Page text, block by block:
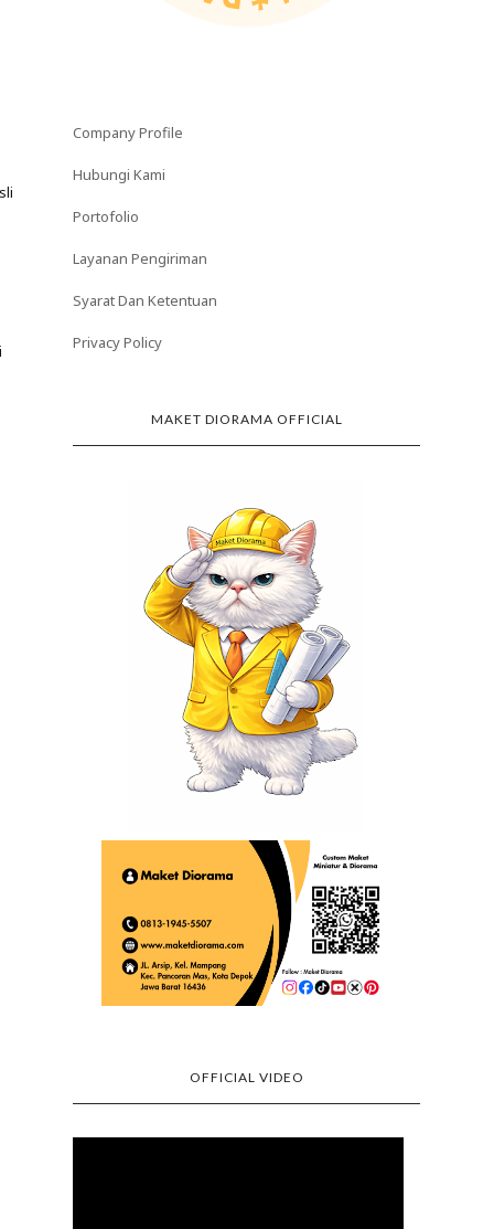
Company Profile
Hubungi Kami
Portofolio
Layanan Pengiriman
Syarat Dan Ketentuan
Privacy Policy
MAKET DIORAMA OFFICIAL
OFFICIAL VIDEO